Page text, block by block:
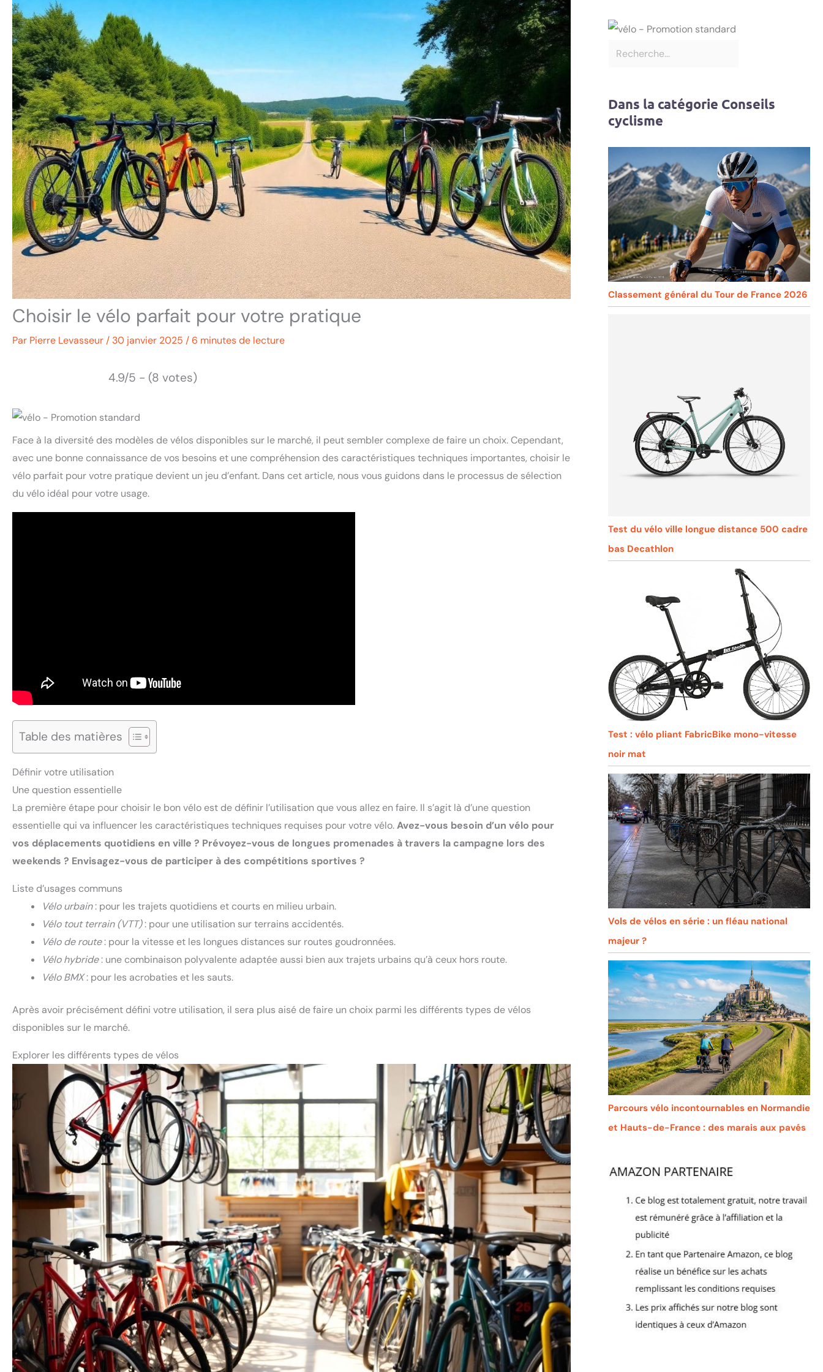
Choisir le vélo parfait pour votre pratique
Par Pierre Levasseur / 30 janvier 2025 / 6 minutes de lecture
4.9/5 - (8 votes)
Face à la diversité des modèles de vélos disponibles sur le marché, il peut sembler complexe de faire un choix. Cependant,
avec une bonne connaissance de vos besoins et une compréhension des caractéristiques techniques importantes, choisir le
vélo parfait pour votre pratique devient un jeu d’enfant. Dans cet article, nous vous guidons dans le processus de sélection
du vélo idéal pour votre usage.
Table des matières
Définir votre utilisation
Une question essentielle
La première étape pour choisir le bon vélo est de définir l’utilisation que vous allez en faire. Il s’agit là d’une question
essentielle qui va influencer les caractéristiques techniques requises pour votre vélo.Avez-vous besoin d’un vélo pour
vos déplacements quotidiens en ville ? Prévoyez-vous de longues promenades à travers la campagne lors des
weekends ? Envisagez-vous de participer à des compétitions sportives ?
Liste d’usages communs
Vélo urbain: pour les trajets quotidiens et courts en milieu urbain.
Vélo tout terrain (VTT): pour une utilisation sur terrains accidentés.
Vélo de route: pour la vitesse et les longues distances sur routes goudronnées.
Vélo hybride: une combinaison polyvalente adaptée aussi bien aux trajets urbains qu’à ceux hors route.
Vélo BMX: pour les acrobaties et les sauts.
Après avoir précisément défini votre utilisation, il sera plus aisé de faire un choix parmi les différents types de vélos
disponibles sur le marché.
Explorer les différents types de vélos
Dans la catégorie Conseils
cyclisme
Classement général du Tour de France 2026
Test du vélo ville longue distance 500 cadre
bas Decathlon
Test : vélo pliant FabricBike mono-vitesse
noir mat
Vols de vélos en série : un fléau national
majeur ?
Parcours vélo incontournables en Normandie
et Hauts-de-France : des marais aux pavés